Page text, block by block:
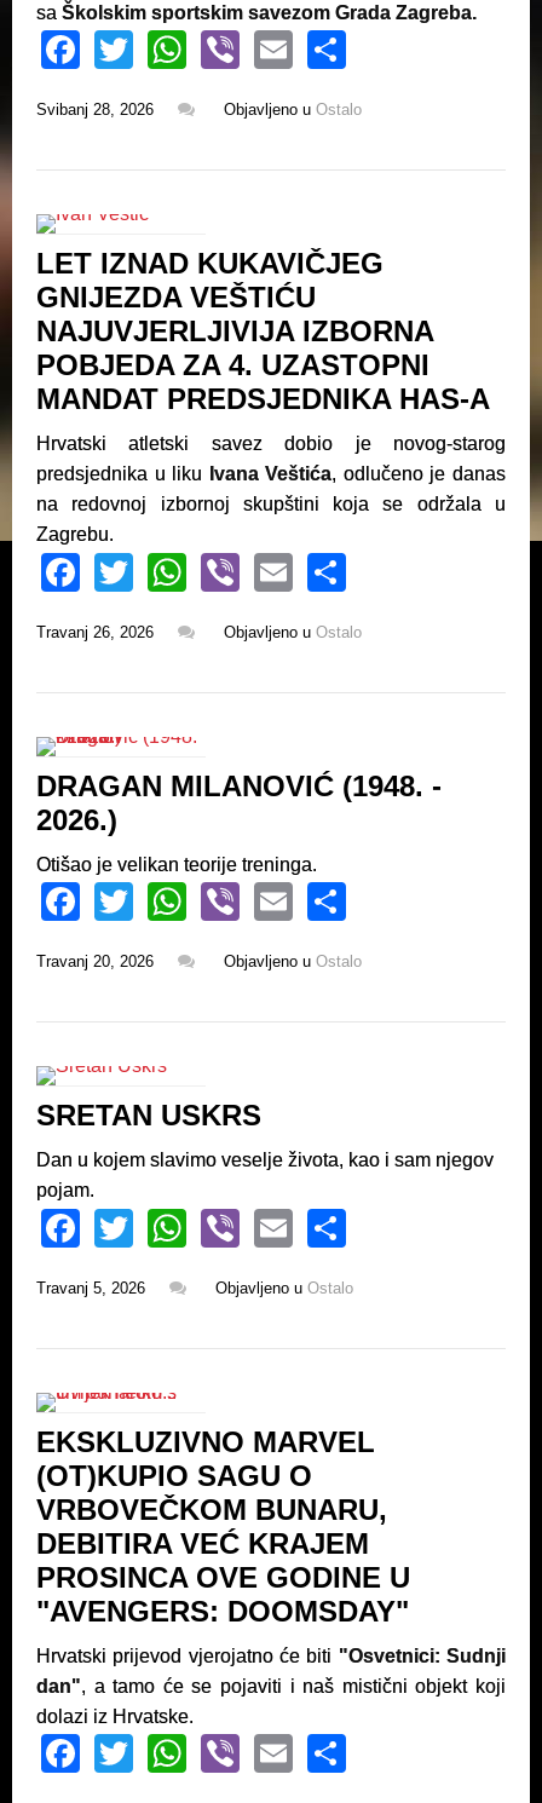
sa Školskim sportskim savezom Grada Zagreba.
F
c
e
o
k
T
tt
er
W
at
s
p
Vi
er
E
ail ar
e
Svibanj 28, 2026 Objavljeno u Ostalo
LET IZNAD KUKAVIČJEG
GNIJEZDA VEŠTIĆU
NAJUVJERLJIVIJA IZBORNA
POBJEDA ZA 4. UZASTOPNI
MANDAT PREDSJEDNIKA HAS-A
Hrvatski atletski savez dobio je novog-starog
predsjednika u liku
Ivana Veštića, odlučeno je danas
na redovnoj izbornoj skupštini koja se održala u
Zagrebu.
F
c
e
o
k
T
tt
er
W
at
s
p
Vi
er
E
ail ar
e
Travanj 26, 2026 Objavljeno u Ostalo
DRAGAN MILANOVIĆ (1948. -
2026.)
Otišao je velikan teorije treninga.
F
c
e
o
k
T
tt
er
W
at
s
p
Vi
er
E
ail ar
e
Travanj 20, 2026 Objavljeno u Ostalo
SRETAN USKRS
Dan u kojem slavimo veselje života, kao i sam njegov
pojam.
F
c
e
o
k
T
tt
er
W
at
s
p
Vi
er
E
ail ar
e
Travanj 5, 2026 Objavljeno u Ostalo
EKSKLUZIVNO MARVEL
(OT)KUPIO SAGU O
VRBOVEČKOM BUNARU,
DEBITIRA VEĆ KRAJEM
PROSINCA OVE GODINE U
"AVENGERS: DOOMSDAY"
Hrvatski prijevod vjerojatno će biti "Osvetnici: Sudnji
dan", a tamo će se pojaviti i naš mistični objekt koji
dolazi iz Hrvatske.
F
T
W
Vi
E